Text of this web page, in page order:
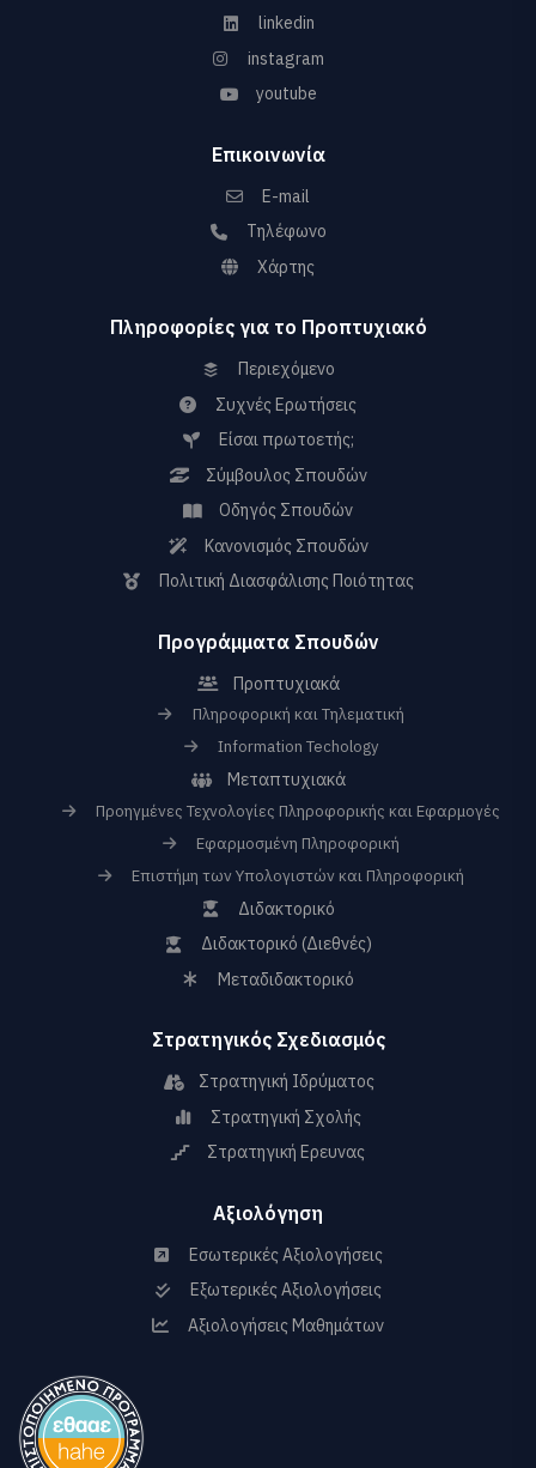
linkedin
instagram
youtube
Επικοινωνία
E-mail
Τηλέφωνο
Χάρτης
Πληροφορίες για το Προπτυχιακό
Περιεχόμενο
Συχνές Ερωτήσεις
Είσαι πρωτοετής;
Σύμβουλος Σπουδών
Οδηγός Σπουδών
Κανονισμός Σπουδών
Πολιτική Διασφάλισης Ποιότητας
Προγράμματα Σπουδών
Προπτυχιακά
Πληροφορική και Τηλεματική
Information Techology
Μεταπτυχιακά
Προηγμένες Τεχνολογίες Πληροφορικής και Εφαρμογές
Εφαρμοσμένη Πληροφορική
Επιστήμη των Υπολογιστών και Πληροφορική
Διδακτορικό
Διδακτορικό (Διεθνές)
Μεταδιδακτορικό
Στρατηγικός Σχεδιασμός
Στρατηγική Ιδρύματος
Στρατηγική Σχολής
Στρατηγική Ερευνας
Αξιολόγηση
Εσωτερικές Αξιολογήσεις
Εξωτερικές Αξιολογήσεις
Αξιολογήσεις Μαθημάτων